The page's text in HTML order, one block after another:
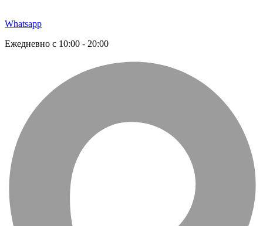
Whatsapp
Ежедневно с 10:00 - 20:00